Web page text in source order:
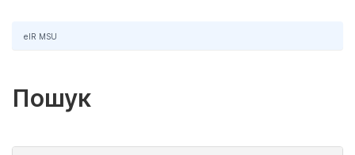
eIR MSU
Пошук